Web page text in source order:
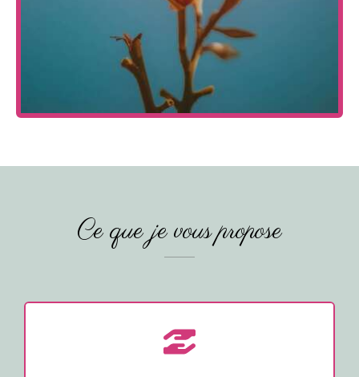
Ce que je vous propose